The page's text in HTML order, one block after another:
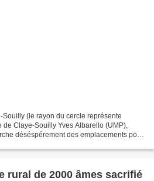
Claye-Souilly Yves Albarello (UMP),
déséspérement des emplacements pour
rural de 2000 âmes sacrifié